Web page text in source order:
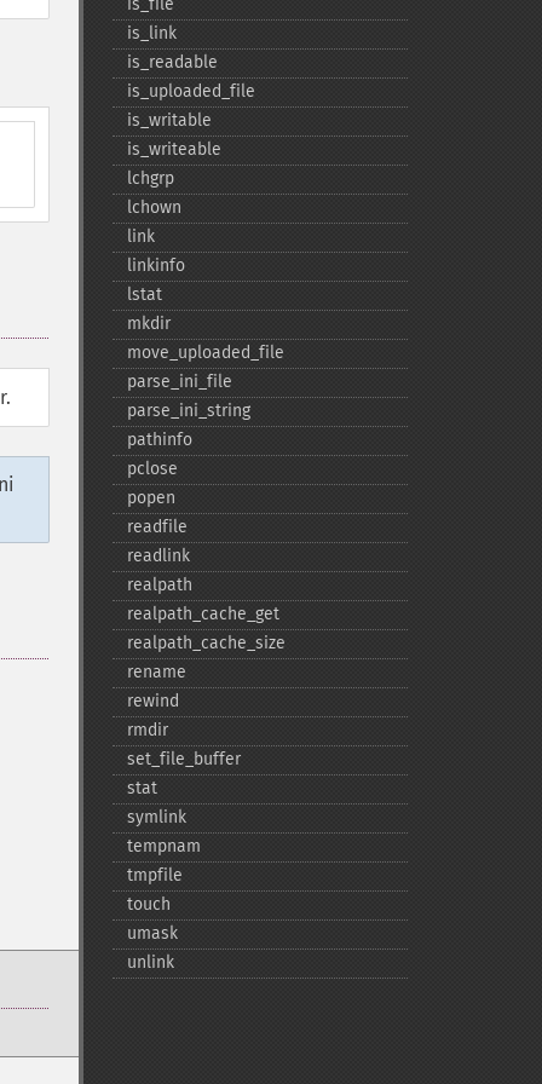
is_​file
is_​link
is_​readable
is_​uploaded_​file
is_​writable
is_​writeable
lchgrp
lchown
link
linkinfo
lstat
mkdir
move_​uploaded_​file
parse_​ini_​file
parse_​ini_​string
pathinfo
pclose
popen
readfile
readlink
realpath
realpath_​cache_​get
realpath_​cache_​size
rename
rewind
rmdir
set_​file_​buffer
stat
symlink
tempnam
tmpfile
touch
umask
unlink